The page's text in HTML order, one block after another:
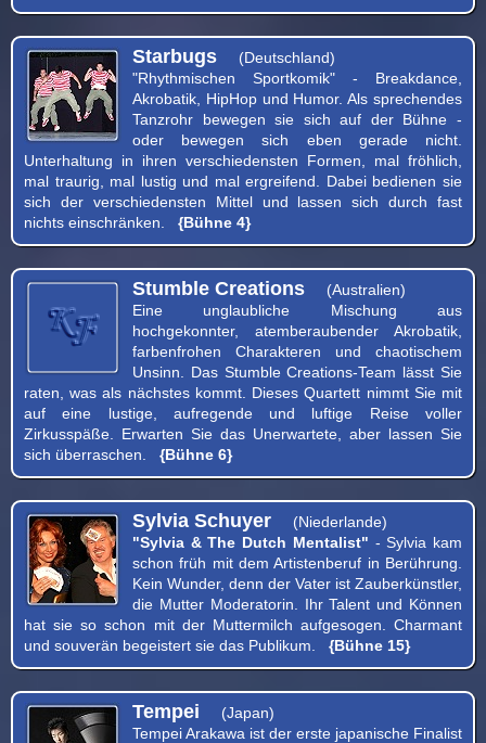
Starbugs
(Deutschland)
"Rhythmischen Sportkomik" - Breakdance,
Akrobatik, HipHop und Humor. Als sprechendes
Tanzrohr bewegen sie sich auf der Bühne -
oder bewegen sich eben gerade nicht.
Unterhaltung in ihren verschiedensten Formen, mal fröhlich,
mal traurig, mal lustig und mal ergreifend. Dabei bedienen sie
sich der verschiedensten Mittel und lassen sich durch fast
nichts einschränken. {Bühne 4}
Stumble Creations
(Australien)
Eine unglaubliche Mischung aus
hochgekonnter, atemberaubender Akrobatik,
farbenfrohen Charakteren und chaotischem
Unsinn. Das Stumble Creations-Team lässt Sie
raten, was als nächstes kommt. Dieses Quartett nimmt Sie mit
auf eine lustige, aufregende und luftige Reise voller
Zirkusspäße. Erwarten Sie das Unerwartete, aber lassen Sie
sich überraschen. {Bühne 6}
Sylvia Schuyer
(Niederlande)
"Sylvia & The Dutch Mentalist" - Sylvia kam
schon früh mit dem Artistenberuf in Berührung.
Kein Wunder, denn der Vater ist Zauberkünstler,
die Mutter Moderatorin. Ihr Talent und Können
hat sie so schon mit der Muttermilch aufgesogen. Charmant
und souverän begeistert sie das Publikum. {Bühne 15}
Tempei
(Japan)
Tempei Arakawa ist der erste japanische Finalist